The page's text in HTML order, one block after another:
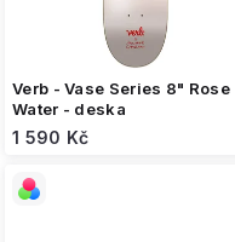
Verb - Vase Series 8" Rose
Water - deska
1 590 Kč